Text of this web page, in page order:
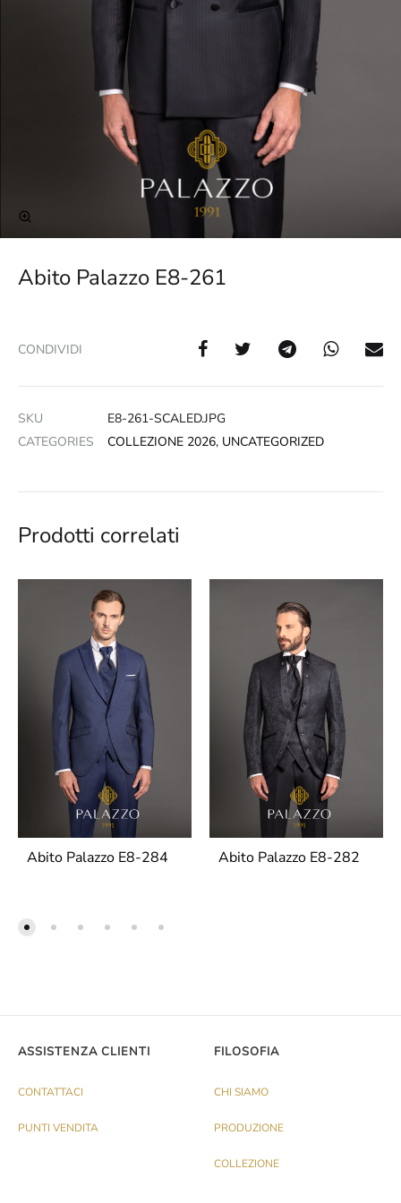
Abito Palazzo E8-261
CONDIVIDI
SKU
E8-261-SCALED.JPG
CATEGORIES
COLLEZIONE 2026, UNCATEGORIZED
Prodotti correlati
Abito Palazzo E8-284 Abito Palazzo E8-282
ASSISTENZA CLIENTI
CONTATTACI
PUNTI VENDITA
FILOSOFIA
CHI SIAMO
PRODUZIONE
COLLEZIONE